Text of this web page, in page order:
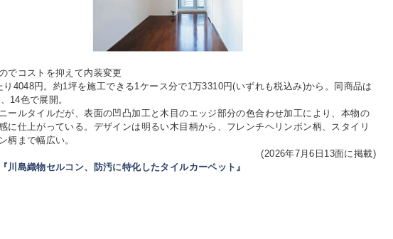
でコストを抑えて内装変更
4048円。約1坪を施工できる1ケース分で1万3310円(いずれも税込み)から。同商品は
14色で展開。
ールタイルだが、表面の凹凸加工と木目のエッジ部分の色合わせ加工により、本物の
に仕上がっている。デザインは明るい木目柄から、フレンチヘリンボン柄、スタイリ
柄まで幅広い。
(2026年7月6日13面に掲載)
『川島織物セルコン、防汚に特化したタイルカーペット』